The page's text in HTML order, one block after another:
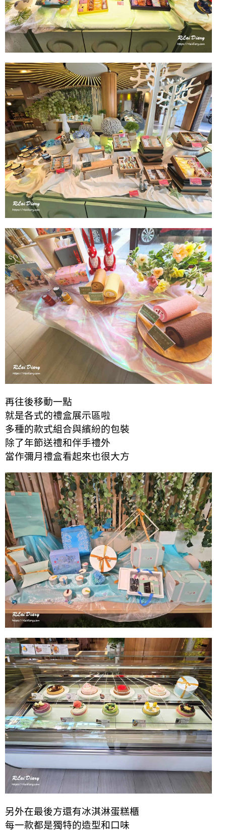
再往後移動一點
就是各式的禮盒展示區啦
多種的款式組合與繽紛的包裝
除了年節送禮和伴手禮外
當作彌月禮盒看起來也很大方
另外在最後方還有冰淇淋蛋糕櫃
每一款都是獨特的造型和口味